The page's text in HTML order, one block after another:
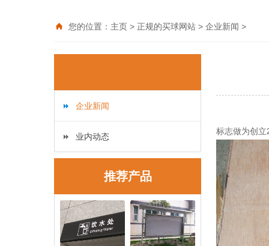
您的位置： 主页 > 正规的买球网站 > 企业新闻 >
企业新闻
业内动态
推荐产品
标志